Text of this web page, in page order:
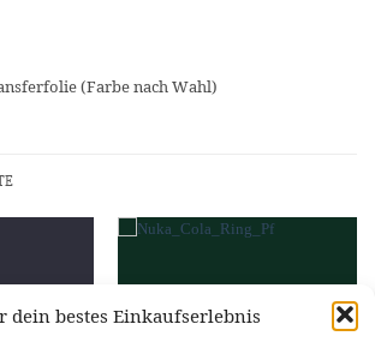
dein bestes Einkaufserlebnis
(Farbe nach Wahl)